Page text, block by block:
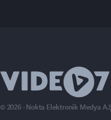
© 2026 - Nokta Elektronik Medya